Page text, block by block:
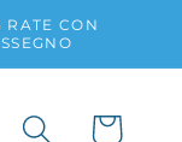
CON
Carrello